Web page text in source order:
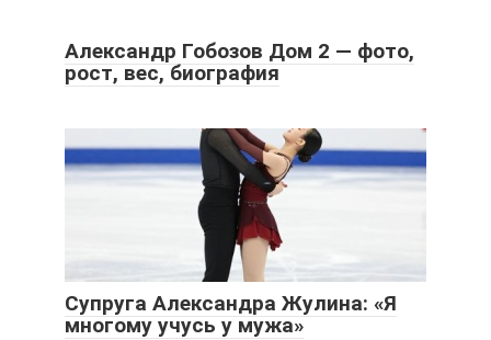
Александр Гобозов Дом 2 — фото,
рост, вес, биография
Супруга Александра Жулина: «Я
многому учусь у мужа»